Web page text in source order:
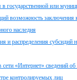
государственной или
возможность заключения
наследия
и распределения субсидий
«Интернет» сведений
контролируемых лиц